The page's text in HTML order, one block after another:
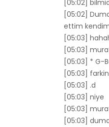
[05:02]
[05:02]
ettim
[05:03]
[05:03]
[05:03] * G-
[05:03]
[05:03] .d
[05:03] niye
[05:03]
[05:03]